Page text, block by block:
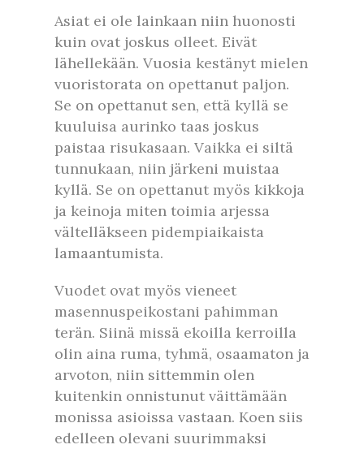
Asiat ei ole lainkaan niin huonosti
kuin ovat joskus olleet. Eivät
lähellekään. Vuosia kestänyt mielen
vuoristorata on opettanut paljon.
Se on opettanut sen, että kyllä se
kuuluisa aurinko taas joskus
paistaa risukasaan. Vaikka ei siltä
tunnukaan, niin järkeni muistaa
kyllä. Se on opettanut myös kikkoja
ja keinoja miten toimia arjessa
vältelläkseen pidempiaikaista
lamaantumista.
Vuodet ovat myös vieneet
masennuspeikostani pahimman
terän. Siinä missä ekoilla kerroilla
olin aina ruma, tyhmä, osaamaton ja
arvoton, niin sittemmin olen
kuitenkin onnistunut väittämään
monissa asioissa vastaan. Koen siis
edelleen olevani suurimmaksi